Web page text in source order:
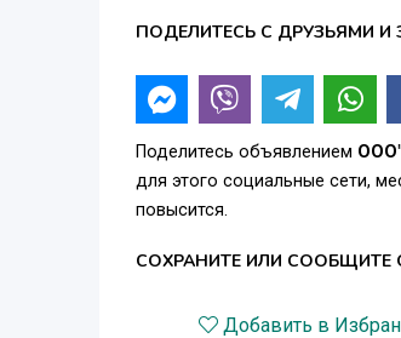
ПОДЕЛИТЕСЬ С ДРУЗЬЯМИ
Поделитесь объявлением
для этого социальные сети,
повысится.
СОХРАНИТЕ ИЛИ СООБЩИТЕ
Добавить в